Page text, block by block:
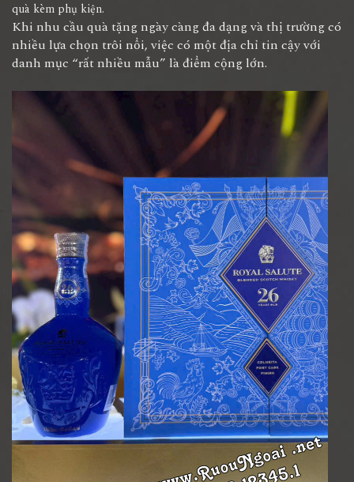
quà kèm phụ kiện.
Khi nhu cầu quà tặng ngày càng đa dạng và thị trường có
nhiều lựa chọn trôi nổi, việc có một địa chỉ tin cậy với
danh mục “rất nhiều mẫu” là điểm cộng lớn.